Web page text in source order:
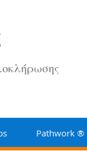
Pathwork ®